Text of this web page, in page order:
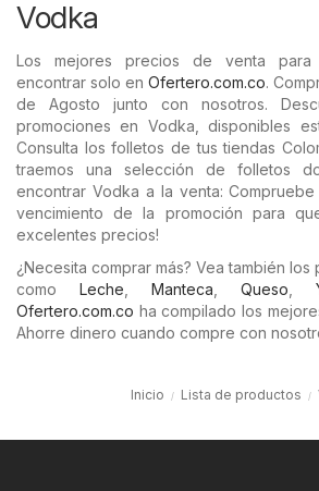
Vodka
Los mejores precios de venta
encontrar solo enOfertero.com.co.
de Agosto junto con nosotros.
promociones en Vodka, disponibles
Consulta los folletos de tus tiendas
traemos una selección de folletos
encontrar Vodka a la venta:
vencimiento de la promoción para
excelentes precios!
¿Necesita comprar más? Vea también
como Leche Manteca Queso
Ofertero.com.co ha compilado los
Ahorre dinero cuando compre con
Inicio Lista de productos